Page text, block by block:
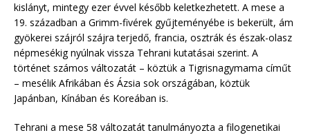
kislányt, mintegy ezer évvel később keletkezhetett. A mese a
19. században a Grimm-fivérek gyűjteményébe is bekerült, ám
gyökerei szájról szájra terjedő, francia, osztrák és észak-olasz
népmesékig nyúlnak vissza Tehrani kutatásai szerint. A
történet számos változatát – köztük a Tigrisnagymama címűt
– mesélik Afrikában és Ázsia sok országában, köztük
Japánban, Kínában és Koreában is.
Tehrani a mese 58 változatát tanulmányozta a filogenetikai